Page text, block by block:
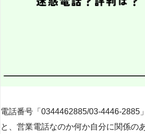
電話番号「0344462885/03-4446-2885
と、営業電話なのか何か自分に関係の